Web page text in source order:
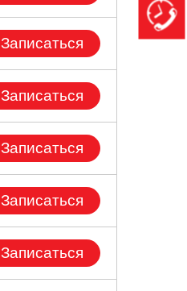
Записаться
Записаться
Записаться
Записаться
Записаться